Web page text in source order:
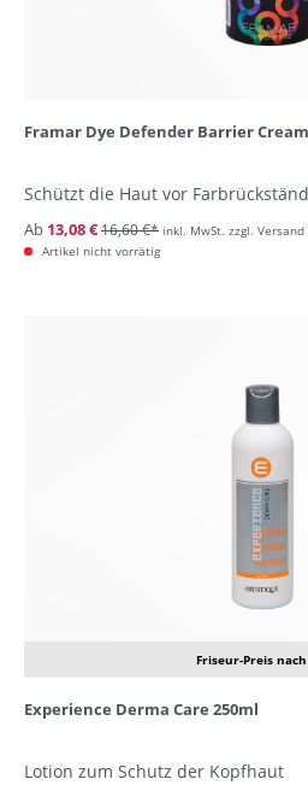
Framar Dye Defender Barrier
Schützt die Haut vor
Ab 13,08 €16,60 €* inkl. MwSt. zzgl. Versand
Artikel nicht vorrätig
Friseur-Preis
Experience Derma Care 250ml
Lotion zum Schutz der Kopfhaut